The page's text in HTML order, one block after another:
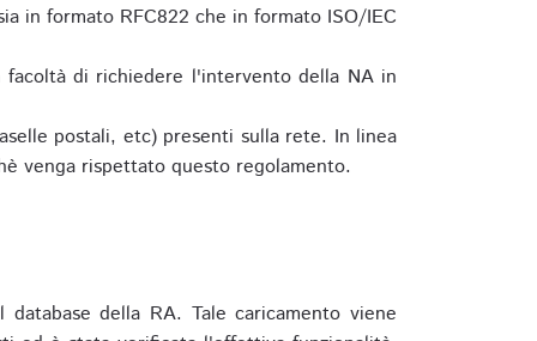
in formato RFC822 che in formato ISO/IEC
di richiedere l'intervento della NA in
postali, etc) presenti sulla rete. In linea
venga rispettato questo regolamento.
della RA. Tale caricamento viene